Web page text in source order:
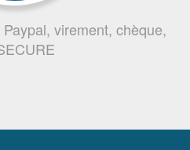
virement, chèque,